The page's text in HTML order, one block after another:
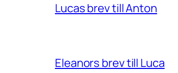
Lucas brev till Anton
Eleanors brev till Luca